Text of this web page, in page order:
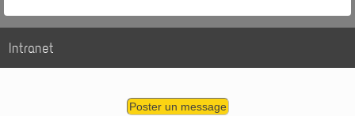
Intranet
Poster un message